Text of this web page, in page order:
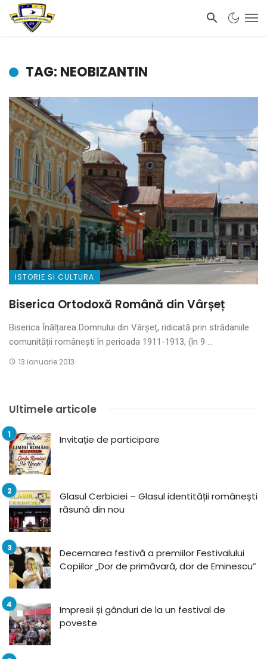
TAG: NEOBIZANTIN
ISTORIE SI CULTURA
Biserica Ortodoxă Română din Vârșeț
Biserica Înălțarea Domnului din Vârșeț, ridicată prin strădaniile
comunității românești în perioada 1911-1913, (în 9 ...
13 ianuarie 2013
Ultimele articole
Invitație de participare
Glasul Cerbiciei – Glasul identității românești
răsună din nou
Decernarea festivă a premiilor Festivalului
Copiilor „Dor de primăvară, dor de Eminescu”
Impresii și gânduri de la un festival de
poveste